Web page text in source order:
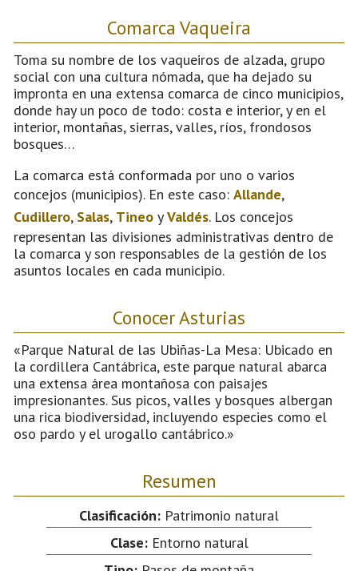
Comarca Vaqueira
Toma su nombre de los vaqueiros de alzada, grupo
social con una cultura nómada, que ha dejado su
impronta en una extensa comarca de cinco municipios,
donde hay un poco de todo: costa e interior, y en el
interior, montañas, sierras, valles, ríos, frondosos
bosques…
La comarca está conformada por uno o varios
concejos (municipios). En este caso: Allande,
Cudillero, Salas, Tineo yValdés. Los concejos
representan las divisiones administrativas dentro de
la comarca y son responsables de la gestión de los
asuntos locales en cada municipio.
Conocer Asturias
«Parque Natural de las Ubiñas-La Mesa: Ubicado en
la cordillera Cantábrica, este parque natural abarca
una extensa área montañosa con paisajes
impresionantes. Sus picos, valles y bosques albergan
una rica biodiversidad, incluyendo especies como el
oso pardo y el urogallo cantábrico.»
Resumen
Clasificación: Patrimonio natural
Clase:Entorno natural